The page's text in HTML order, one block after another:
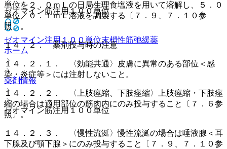
ゼオマイン筋注用１００単位
ゼオマイン注用１００単位末梢性筋弛緩薬
ホーム
薬剤情報
ゼオマイン筋注用１００単位
単位を２．０ｍＬの日局生理食塩液を用いて溶解し、５．０
単位／０．１ｍＬ溶液を調製する〔７．９、７．１０参
照〕。
１４．２． 薬剤投与時の注意
１４．２．１． 〈効能共通〉皮膚に異常のある部位＜感
染・炎症等＞には注射しないこと。
１４．２．２． 〈上肢痙縮、下肢痙縮〉上肢痙縮・下肢痙
縮の場合は適用部位の筋肉内にのみ投与すること〔７．６参
照〕。
１４．２．３． 〈慢性流涎〉慢性流涎の場合は唾液腺＜耳
下腺及び顎下腺＞にのみ投与すること〔７．９、７．１０参